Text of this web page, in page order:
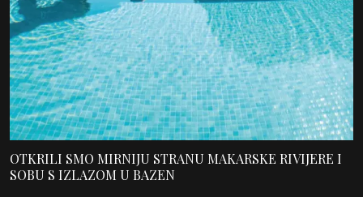
OTKRILI SMO MIRNIJU STRANU MAKARSKE RIVIJERE I
SOBU S IZLAZOM U BAZEN